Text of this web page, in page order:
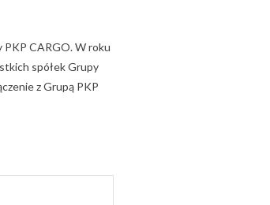
PKP CARGO. W roku
spółek Grupy
z Grupą PKP